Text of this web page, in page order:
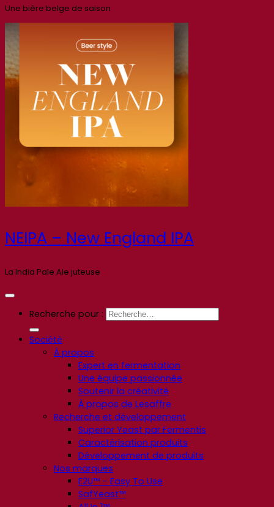
Une bière belge de saison
NEIPA – New England IPA
La India Pale Ale juteuse
Recherche pour :
Société
À propos
Expert en fermentation
Une équipe passionnée
Soutenir la créativité
À propos de Lesaffre
Recherche et développement
Superior Yeast par Fermentis
Caractérisation produits
Développement de produits
Nos marques
E2U™ – Easy To Use
SafYeast™